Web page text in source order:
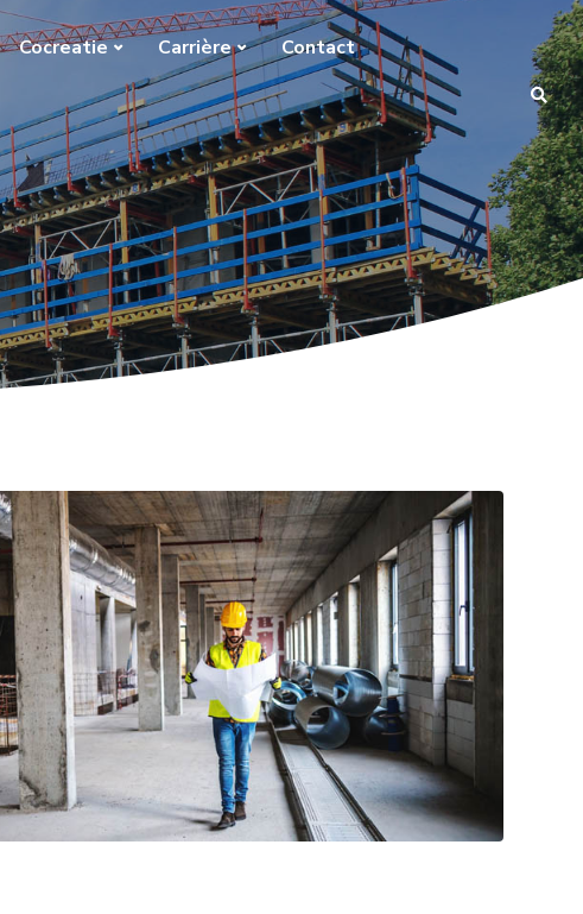
Cocreatie Carrière Contact